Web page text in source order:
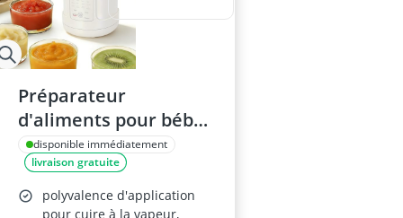
Préparateur
d'aliments pour bébé -
cuisson et broyage
automatiques - Sans
BPA
disponible immédiatement
livraison gratuite
polyvalence d'application
pour cuire à la vapeur,